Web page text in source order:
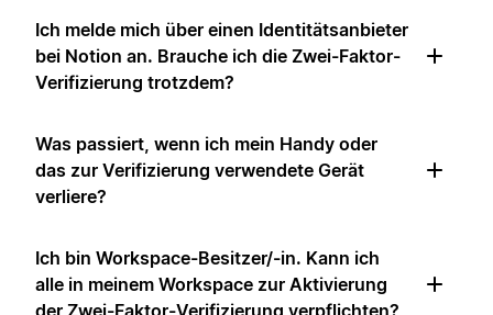
Ich melde mich über einen Identitätsanbieter
bei Notion an. Brauche ich die Zwei-Faktor-
Verifizierung trotzdem?
Was passiert, wenn ich mein Handy oder
das zur Verifizierung verwendete Gerät
verliere?
Ich bin Workspace-Besitzer/-in. Kann ich
alle in meinem Workspace zur Aktivierung